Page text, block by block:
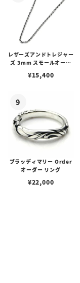
レザーズアンドトレジャー
ズ 3mm スモールオーバ
ブスタークラスプ＆LTロ
¥15,400
ブラッディマリー Order
オーダー リング
¥22,000